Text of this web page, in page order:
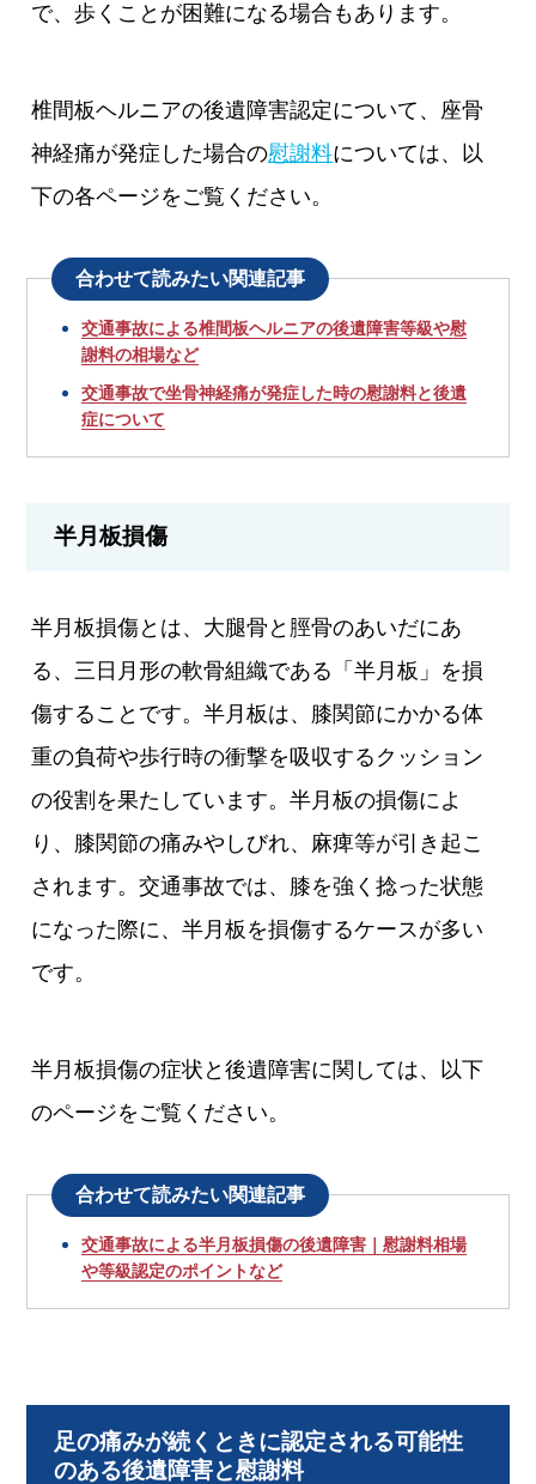
で、歩くことが困難になる場合もあります。
椎間板ヘルニアの後遺障害認定について、座骨
神経痛が発症した場合の慰謝料については、以
下の各ページをご覧ください。
合わせて読みたい関連記事
交通事故による椎間板ヘルニアの後遺障害等級や慰
謝料の相場など
交通事故で坐骨神経痛が発症した時の慰謝料と後遺
症について
半月板損傷
半月板損傷とは、大腿骨と脛骨のあいだにあ
る、三日月形の軟骨組織である「半月板」を損
傷することです。半月板は、膝関節にかかる体
重の負荷や歩行時の衝撃を吸収するクッション
の役割を果たしています。半月板の損傷によ
り、膝関節の痛みやしびれ、麻痺等が引き起こ
されます。交通事故では、膝を強く捻った状態
になった際に、半月板を損傷するケースが多い
です。
半月板損傷の症状と後遺障害に関しては、以下
のページをご覧ください。
合わせて読みたい関連記事
交通事故による半月板損傷の後遺障害｜慰謝料相場
や等級認定のポイントなど
足の痛みが続くときに認定される可能性
のある後遺障害と慰謝料